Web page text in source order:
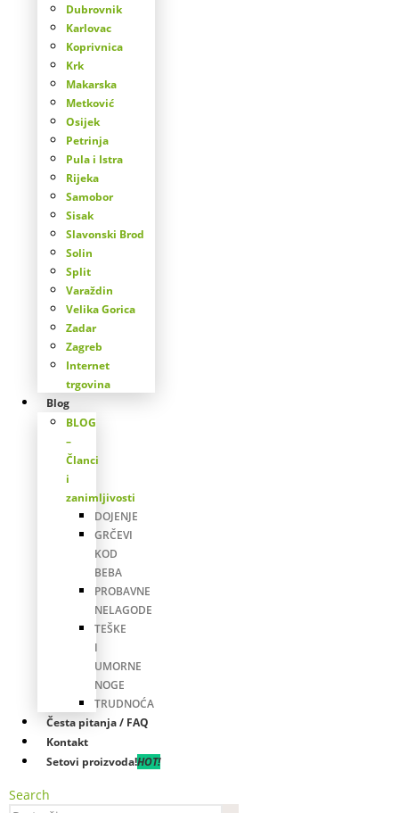
Dubrovnik
Karlovac
Koprivnica
Krk
Makarska
Metković
Osijek
Petrinja
Pula i Istra
Rijeka
Samobor
Sisak
Slavonski Brod
Solin
Split
Varaždin
Velika Gorica
Zadar
Zagreb
Internet
trgovina
Blog
BLOG
–
Članci
i
zanimljivosti
DOJENJE
GRČEVI
KOD
BEBA
PROBAVNE
NELAGODE
TEŠKE
I
UMORNE
NOGE
TRUDNOĆA
Česta pitanja / FAQ
Kontakt
Setovi proizvoda!HOT!
Search